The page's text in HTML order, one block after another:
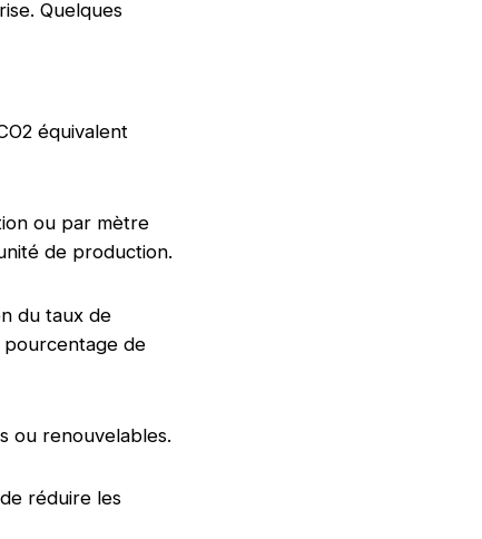
Quelques
équivalent
ou par mètre
de production.
du taux de
pourcentage de
ou renouvelables.
réduire les